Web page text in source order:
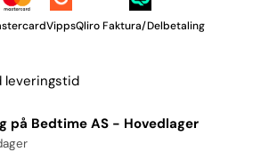
VippsQliro Faktura/Delbetaling
leveringstid
på Bedtime AS - Hovedlager